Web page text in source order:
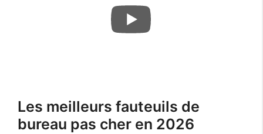
Les meilleurs fauteuils de
bureau pas cher en 2026